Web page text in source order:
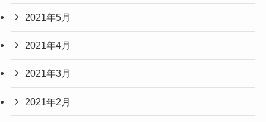
2021年5月
2021年4月
2021年3月
2021年2月